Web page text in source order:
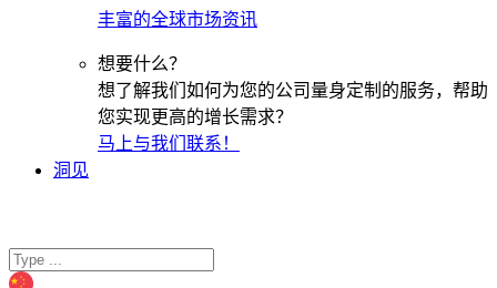
丰富的全球市场资讯
想要什么？
想了解我们如何为您的公司量身定制的服务，帮助
您实现更高的增长需求？
马上与我们联系！
洞见